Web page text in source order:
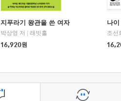
지푸라기 왕관을 쓴 여자
박상영 저
래빗홀
16,920원
나
조선